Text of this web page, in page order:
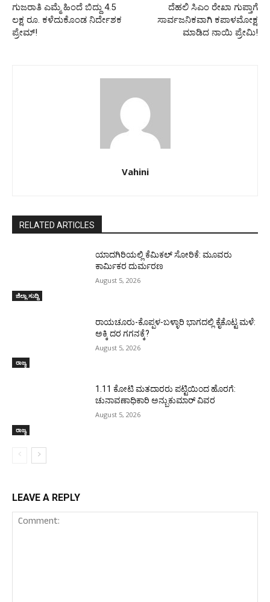
ಗುಜರಾತಿ ಎಮ್ಮೆ ಹಿಂದೆ ಬಿದ್ದು 4.5
ಲಕ್ಷ ರೂ. ಕಳೆದುಕೊಂಡ ನಿರ್ದೇಶಕ
ಪ್ರೇಮ್!
ದೆಹಲಿ ಸಿಎಂ ರೇಖಾ ಗುಪ್ತಾಗೆ
ಸಾರ್ವಜನಿಕವಾಗಿ ಕಪಾಳಮೋಕ್ಷ
ಮಾಡಿದ ನಾಯಿ ಪ್ರೇಮಿ!
Vahini
RELATED ARTICLES
ಜಿಲ್ಲಾ ಸುದ್ದಿ
ಯಾದಗಿರಿಯಲ್ಲಿ ಕೆಮಿಕಲ್ ಸೋರಿಕೆ: ಮೂವರು
ಕಾರ್ಮಿಕರ ದುರ್ಮರಣ
August 5, 2026
ರಾಜ್ಯ
ರಾಯಚೂರು-ಕೊಪ್ಪಳ-ಬಳ್ಳಾರಿ ಭಾಗದಲ್ಲಿ ಕೈಕೊಟ್ಟ ಮಳೆ:
ಅಕ್ಕಿ ದರ ಗಗನಕ್ಕೆ?
August 5, 2026
ರಾಜ್ಯ
1.11 ಕೋಟಿ ಮತದಾರರು ಪಟ್ಟಿಯಿಂದ ಹೊರಗೆ:
ಚುನಾವಣಾಧಿಕಾರಿ ಅನ್ಬುಕುಮಾರ್ ವಿವರ
August 5, 2026
LEAVE A REPLY